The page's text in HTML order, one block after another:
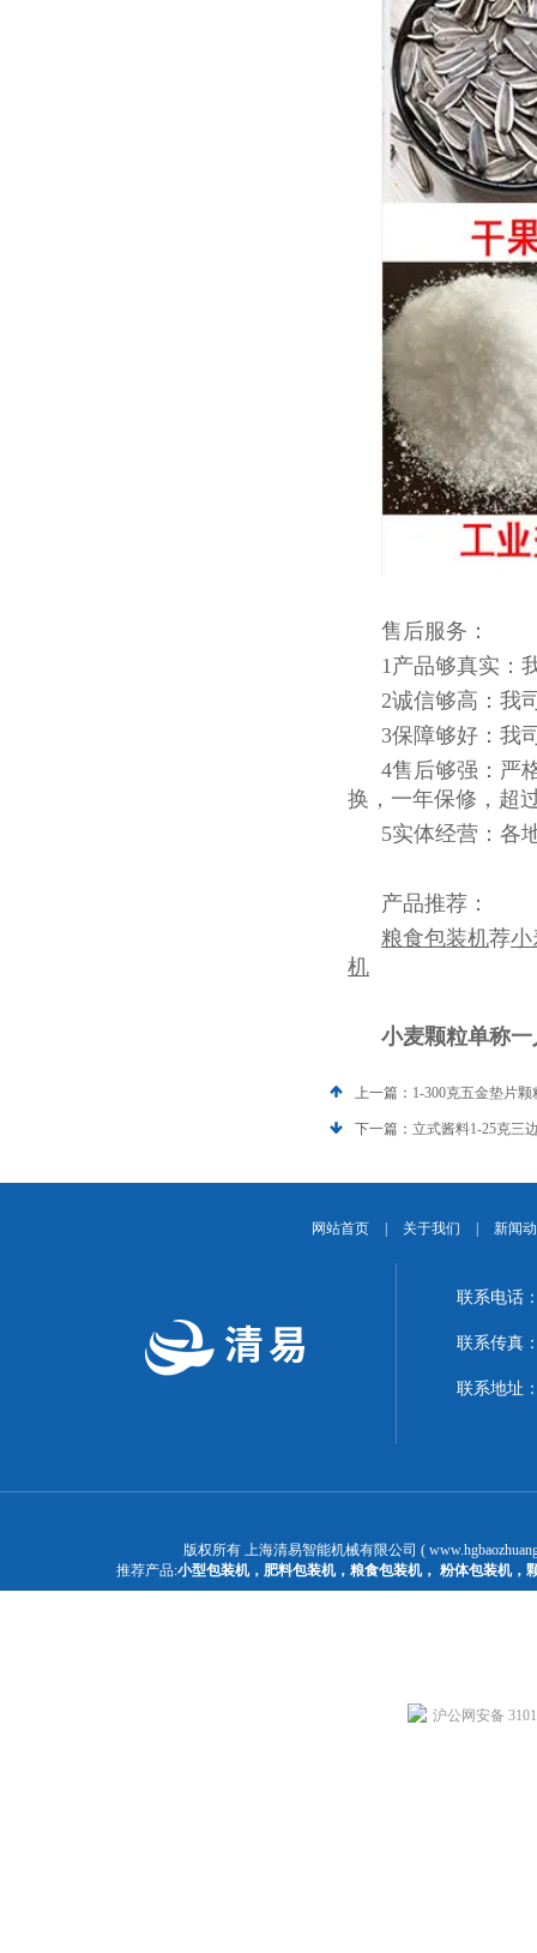
售后服务：
1产品够真实：
2诚信够高：我
3保障够好：我
4售后够强：严
换，一年保修，超
5实体经营：各
产品推荐：
粮食包装机荐小
机
小麦颗粒单称
上一篇： 1-300克五金垫片
下一篇： 立式酱料1-25克三
网站首页 关于我们 新闻
联系电话
联系传真
联系地址
版权所有 上海清易智能机械有限公司 (
推荐产品:小型包装机， 肥料包装机， 粮食包装机， 粉体包装机，
沪公网安备